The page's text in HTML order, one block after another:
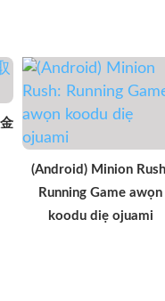
(Android) Minion
Running Game awọn
koodu diẹ ojuami